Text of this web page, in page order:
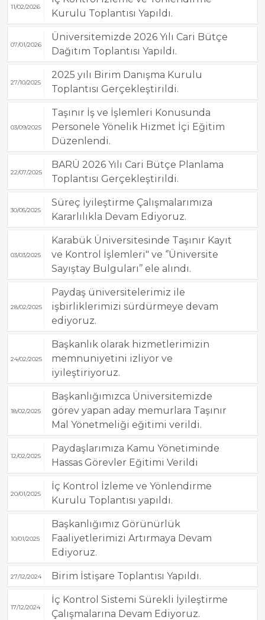
11/02/2026
Kurulu Toplantısı Yapıldı.
07/01/2026
Üniversitemizde 2026 Yılı Cari Bütçe
Dağıtım Toplantısı Yapıldı.
27/10/2025
2025 yılı Birim Danışma Kurulu
Toplantısı Gerçekleştirildi.
03/09/2025
Taşınır İş ve İşlemleri Konusunda
Personele Yönelik Hizmet İçi Eğitim
Düzenlendi.
22/07/2025
BARÜ 2026 Yılı Cari Bütçe Planlama
Toplantısı Gerçekleştirildi.
30/05/2025
Süreç İyileştirme Çalışmalarımıza
Kararlılıkla Devam Ediyoruz.
03/03/2025
Karabük Üniversitesinde Taşınır Kayıt
ve Kontrol İşlemleri" ve ‘’Üniversite
Sayıştay Bulguları’’ ele alındı.
28/02/2025
Paydaş üniversitelerimiz ile
işbirliklerimizi sürdürmeye devam
ediyoruz.
24/02/2025
Başkanlık olarak hizmetlerimizin
memnuniyetini izliyor ve
iyileştiriyoruz.
18/02/2025
Başkanlığımızca Üniversitemizde
görev yapan aday memurlara Taşınır
Mal Yönetmeliği eğitimi verildi.
12/02/2025
Paydaşlarımıza Kamu Yönetiminde
Hassas Görevler Eğitimi Verildi
20/01/2025
İç Kontrol İzleme ve Yönlendirme
Kurulu Toplantısı yapıldı.
10/01/2025
Başkanlığımız Görünürlük
Faaliyetlerimizi Artırmaya Devam
Ediyoruz.
27/12/2024 Birim İstişare Toplantısı Yapıldı.
17/12/2024
İç Kontrol Sistemi Sürekli İyileştirme
Çalışmalarına Devam Ediyoruz.